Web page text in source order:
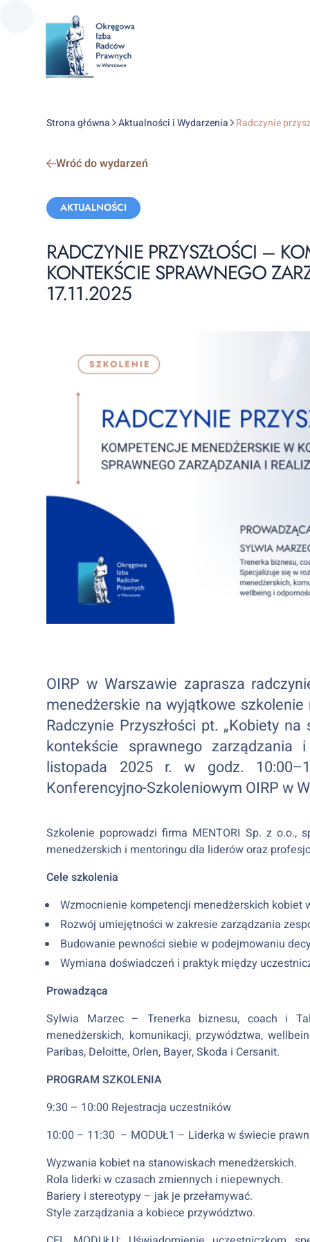
Strona główna Aktualności i Wydarzenia Radczynie
Wróć do wydarzeń
Categories:
AKTUALNOŚCI
RADCZYNIE PRZYSZŁOŚCI –
KONTEKŚCIE SPRAWNEGO
17.11.2025
OIRP w Warszawie zaprasza
menedżerskie na wyjątkowe
Radczynie Przyszłości pt. „Kobiety
kontekście sprawnego
listopada 2025 r. w godz.
Konferencyjno-Szkoleniowym OIRP w
Szkolenie poprowadzi firma MENTORI Sp. z o.o.,
menedżerskich i mentoringu dla liderów oraz
Cele szkolenia
Wzmocnienie kompetencji menedżerskich kobiet
Rozwój umiejętności w zakresie zarządzania
Budowanie pewności siebie w podejmowaniu
Wymiana doświadczeń i praktyk między
Prowadząca
Sylwia Marzec – Trenerka biznesu, coach i
menedżerskich, komunikacji, przywództwa,
Paribas, Deloitte, Orlen, Bayer, Skoda i Cersanit.
PROGRAM SZKOLENIA
9:30 – 10:00 Rejestracja uczestników
10:00 – 11:30 – MODUŁ1 – Liderka w świecie
Wyzwania kobiet na stanowiskach menedżerskich.
Rola liderki w czasach zmiennych i niepewnych.
Bariery i stereotypy – jak je przełamywać.
Style zarządzania a kobiece przywództwo.